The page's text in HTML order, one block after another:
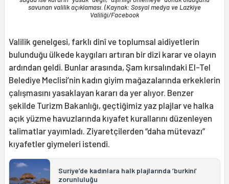
savunan valilik açıklaması. (Kaynak: Sosyal medya ve Lazkiye
Valiliği/Facebook
Valilik genelgesi, farklı dinî ve toplumsal aidiyetlerin
bulunduğu ülkede kaygıları artıran bir dizi karar ve olayın
ardından geldi. Bunlar arasında, Şam kırsalındaki El-Tel
Belediye Meclisi’nin kadın giyim mağazalarında erkeklerin
çalışmasını yasaklayan kararı da yer alıyor. Benzer
şekilde Turizm Bakanlığı, geçtiğimiz yaz plajlar ve halka
açık yüzme havuzlarında kıyafet kurallarını düzenleyen
talimatlar yayımladı. Ziyaretçilerden “daha mütevazı”
kıyafetler giymeleri istendi.
Suriye’de kadınlara halk plajlarında ‘burkini’
zorunluluğu